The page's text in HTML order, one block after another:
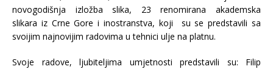
novogodišnja izložba slika, 23
renomirana akademska
slikara iz Crne Gore i inostranstva, koji su se predstavili sa
svoijim najnovijim radovima u tehnici ulje na platnu.
Svoje radove, ljubiteljima umjetnosti predstavili su: Filip